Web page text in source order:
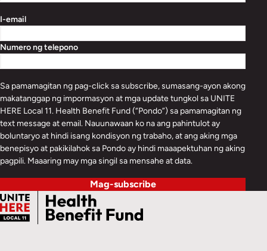
I-email
Numero ng telepono
Sa pamamagitan ng pag-click sa subscribe, sumasang-ayon akong
makatanggap ng impormasyon at mga update tungkol sa UNITE
HERE Local 11. Health Benefit Fund (“Pondo”) sa pamamagitan ng
text message at email. Nauunawaan ko na ang pahintulot ay
boluntaryo at hindi isang kondisyon ng trabaho, at ang aking mga
benepisyo at pakikilahok sa Pondo ay hindi maaapektuhan ng aking
pagpili. Maaaring may mga singil sa mensahe at data.
Mag-subscribe